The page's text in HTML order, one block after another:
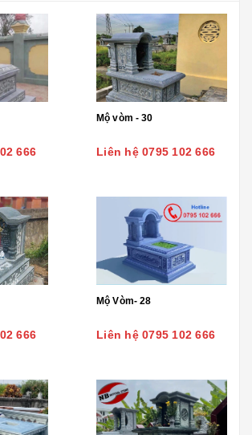
666
Mộ vòm - 30
Liên hệ 0795 102 666
666
Mộ Vòm- 28
Liên hệ 0795 102 666